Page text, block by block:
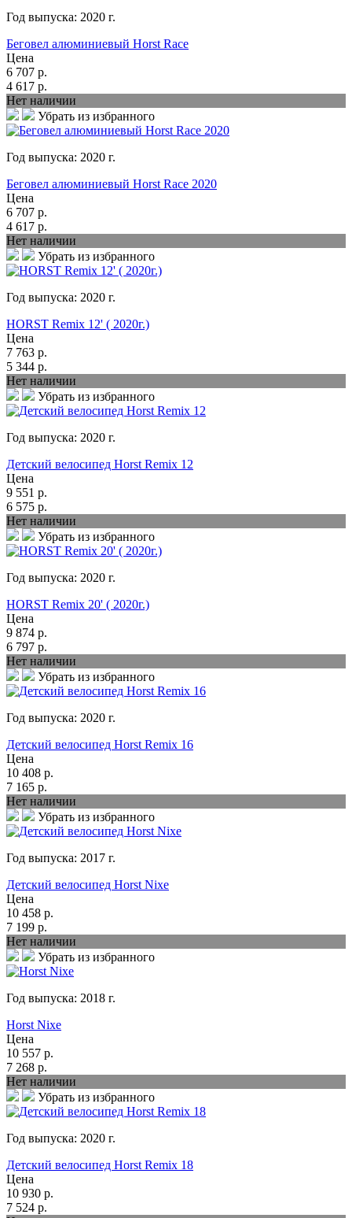
Год выпуска: 2020 г.
Беговел алюминиевый Horst Race
Цена
6 707 р.
4 617 р.
Нет наличии
Убрать из избранного
Год выпуска: 2020 г.
Беговел алюминиевый Horst Race 2020
Цена
6 707 р.
4 617 р.
Нет наличии
Убрать из избранного
Год выпуска: 2020 г.
HORST Remix 12' ( 2020г.)
Цена
7 763 р.
5 344 р.
Нет наличии
Убрать из избранного
Год выпуска: 2020 г.
Детский велосипед Horst Remix 12
Цена
9 551 р.
6 575 р.
Нет наличии
Убрать из избранного
Год выпуска: 2020 г.
HORST Remix 20' ( 2020г.)
Цена
9 874 р.
6 797 р.
Нет наличии
Убрать из избранного
Год выпуска: 2020 г.
Детский велосипед Horst Remix 16
Цена
10 408 р.
7 165 р.
Нет наличии
Убрать из избранного
Год выпуска: 2017 г.
Детский велосипед Horst Nixe
Цена
10 458 р.
7 199 р.
Нет наличии
Убрать из избранного
Год выпуска: 2018 г.
Horst Nixe
Цена
10 557 р.
7 268 р.
Нет наличии
Убрать из избранного
Год выпуска: 2020 г.
Детский велосипед Horst Remix 18
Цена
10 930 р.
7 524 р.